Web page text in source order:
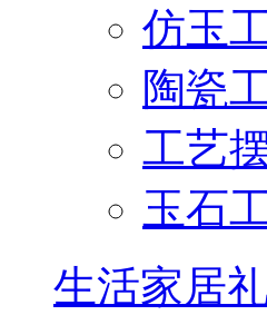
仿玉
陶瓷
工艺
玉石
生活家居